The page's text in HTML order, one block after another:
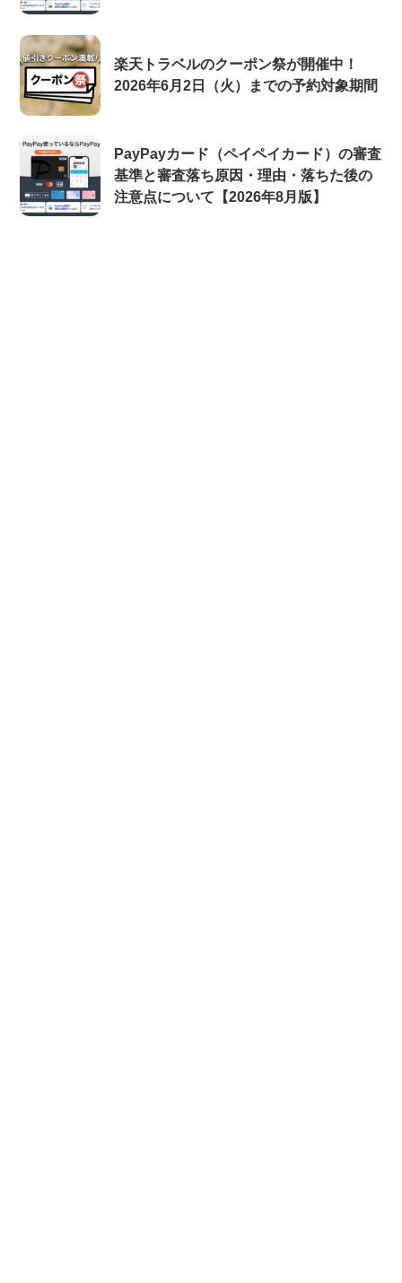
楽天トラベルのクーポン祭が開催中！
2026年6月2日（火）までの予約対象期間
PayPayカード（ペイペイカード）の審査
基準と審査落ち原因・理由・落ちた後の
注意点について【2026年8月版】